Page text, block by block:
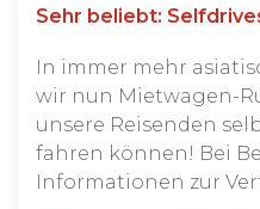
Sehr beliebt:
In immer mehr
wir nun Mietwagen-
unsere Reisenden
fahren können! Bei
Informationen zur